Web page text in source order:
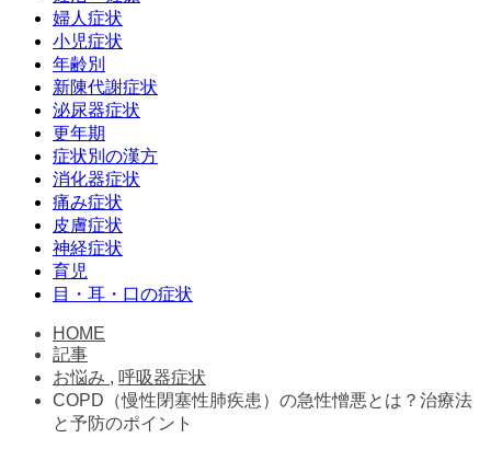
婦人症状
小児症状
年齢別
新陳代謝症状
泌尿器症状
更年期
症状別の漢方
消化器症状
痛み症状
皮膚症状
神経症状
育児
目・耳・口の症状
HOME
記事
お悩み , 呼吸器症状
COPD（慢性閉塞性肺疾患）の急性憎悪とは？治療法
と予防のポイント